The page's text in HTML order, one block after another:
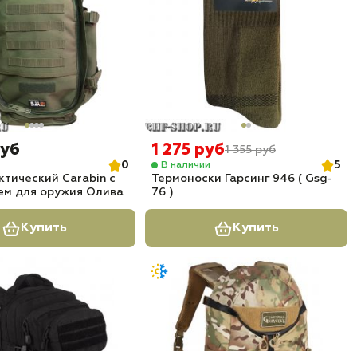
0
Carabin с
для оружия Олива
Купить
1 275 руб1 355 руб
В наличии
5
Термоноски Гарсинг 946 ( Gsg-
76 )
Купить